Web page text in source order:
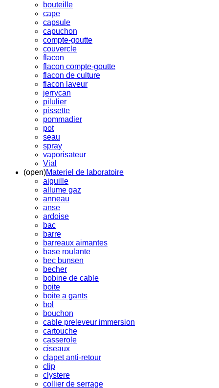
bouteille
cape
capsule
capuchon
compte-goutte
couvercle
flacon
flacon compte-goutte
flacon de culture
flacon laveur
jerrycan
pilulier
pissette
pommadier
pot
seau
spray
vaporisateur
Vial
(open)Materiel de laboratoire
aiguille
allume gaz
anneau
anse
ardoise
bac
barre
barreaux aimantes
base roulante
bec bunsen
becher
bobine de cable
boite
boite a gants
bol
bouchon
cable preleveur immersion
cartouche
casserole
ciseaux
clapet anti-retour
clip
clystere
collier de serrage